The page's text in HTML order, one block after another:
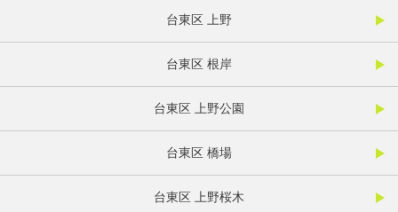
台東区 上野
台東区 根岸
台東区 上野公園
台東区 橋場
台東区 上野桜木